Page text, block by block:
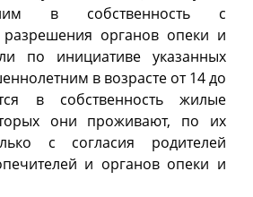
в собственность с
разрешения органов опеки и
по инициативе указанных
в возрасте от 14 до
в собственность жилые
они проживают, по их
с согласия родителей
и органов опеки и